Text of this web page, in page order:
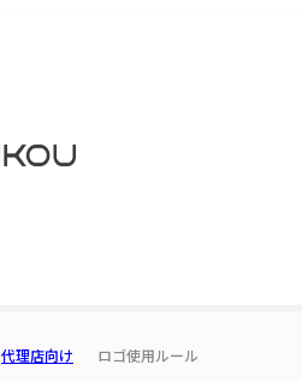
代理店向け ロゴ使用ルール